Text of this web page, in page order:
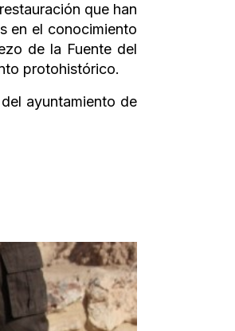
que han
en el conocimiento
de la Fuente del
protohistórico.
ayuntamiento de